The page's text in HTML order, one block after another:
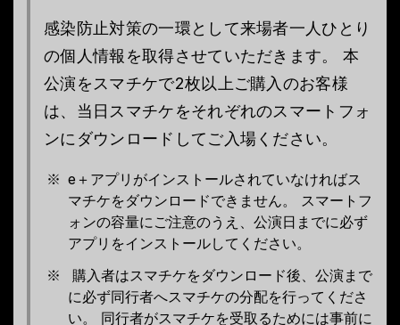
感染防止対策の一環として来場者一人ひとり
の個人情報を取得させていただきます。
本
公演をスマチケで2枚以上ご購入のお客様
は、当日スマチケをそれぞれのスマートフォ
ンにダウンロードしてご入場ください。
e＋アプリがインストールされていなければス
マチケをダウンロードできません。 スマートフ
ォンの容量にご注意のうえ、公演日までに必ず
アプリをインストールしてください。
購入者はスマチケをダウンロード後、公演まで
に必ず同行者へスマチケの分配を行ってくださ
い。 同行者がスマチケを受取るためには事前に